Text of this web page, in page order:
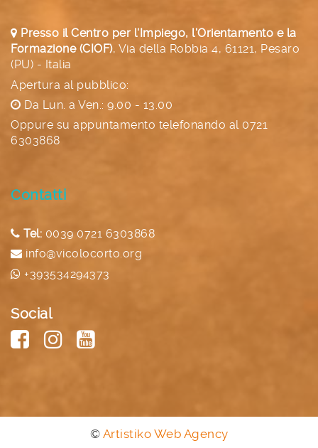
Presso il Centro per l'Impiego, l'Orientamento e la
Formazione (CIOF), Via della Robbia 4, 61121, Pesaro
(PU) - Italia
Apertura al pubblico:
Da Lun. a Ven.: 9.00 - 13.00
Oppure su appuntamento telefonando al 0721
6303868
Contatti
Tel: 0039 0721 6303868
info@vicolocorto.org
+393534294373
Social
© Artistiko Web Agency